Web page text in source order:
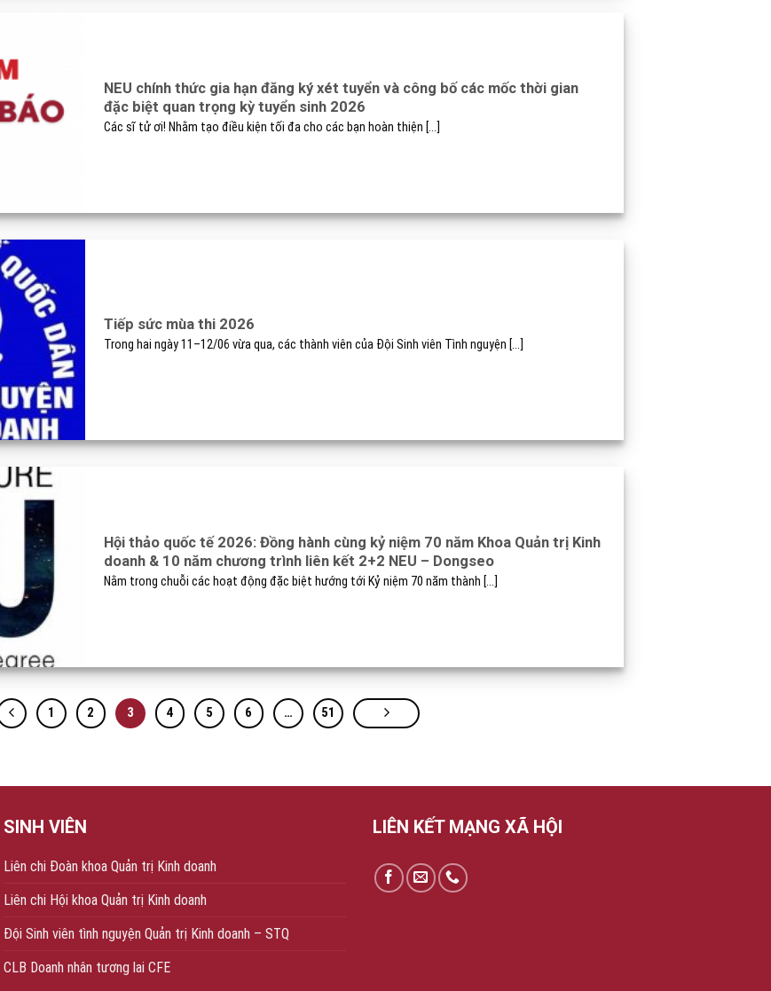
NEU chính thức gia hạn đăng ký xét tuyển và công bố các mốc thời gian
đặc biệt quan trọng kỳ tuyển sinh 2026
Các sĩ tử ơi! Nhằm tạo điều kiện tối đa cho các bạn hoàn thiện [...]
Tiếp sức mùa thi 2026
Trong hai ngày 11–12/06 vừa qua, các thành viên của Đội Sinh viên Tình nguyện [...]
Hội thảo quốc tế 2026: Đồng hành cùng kỷ niệm 70 năm Khoa Quản trị Kinh
doanh & 10 năm chương trình liên kết 2+2 NEU – Dongseo
Nằm trong chuỗi các hoạt động đặc biệt hướng tới Kỷ niệm 70 năm thành [...]
1 2 3 4 5 6 … 51
SINH VIÊN
Liên chi Đoàn khoa Quản trị Kinh doanh
Liên chi Hội khoa Quản trị Kinh doanh
Đội Sinh viên tình nguyện Quản trị Kinh doanh – STQ
CLB Doanh nhân tương lai CFE
LIÊN KẾT MẠNG XÃ HỘI